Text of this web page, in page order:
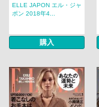
ELLE JAPON エル・ジャ
ポン 2018年4...
購入